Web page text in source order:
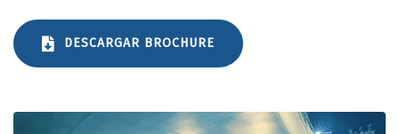
DESCARGAR BROCHURE